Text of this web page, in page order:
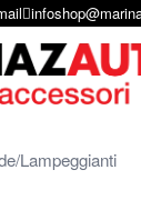
Lampeggianti